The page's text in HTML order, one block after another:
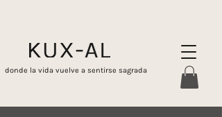
donde la vida vuelve a sentirse sagrada